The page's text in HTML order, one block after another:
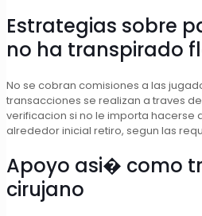
Estrategias sobre
no ha transpirado
No se cobran comisiones a las
transacciones se realizan a traves
verificacion si no le importa hacerse
alrededor inicial retiro, segun las
Apoyo asi� como
cirujano